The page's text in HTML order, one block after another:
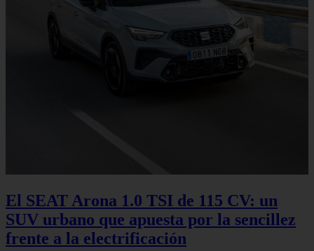
El SEAT Arona 1.0 TSI de 115 CV: un
SUV urbano que apuesta por la sencillez
frente a la electrificación